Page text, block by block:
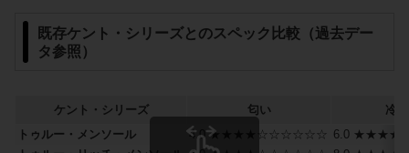
既存ケント・シリーズとのスペック比較（過去デー
タ参照）
ケント・シリーズ 匂い
冷
トゥルー・メンソール
4.0 ★★★★☆☆☆☆☆☆ 6.0